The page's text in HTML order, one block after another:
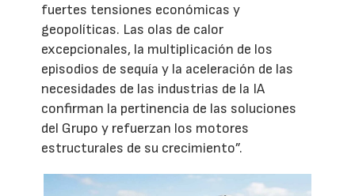
fuertes tensiones económicas y
geopolíticas. Las olas de calor
excepcionales, la multiplicación de los
episodios de sequía y la aceleración de las
necesidades de las industrias de la IA
confirman la pertinencia de las soluciones
del Grupo y refuerzan los motores
estructurales de su crecimiento”.